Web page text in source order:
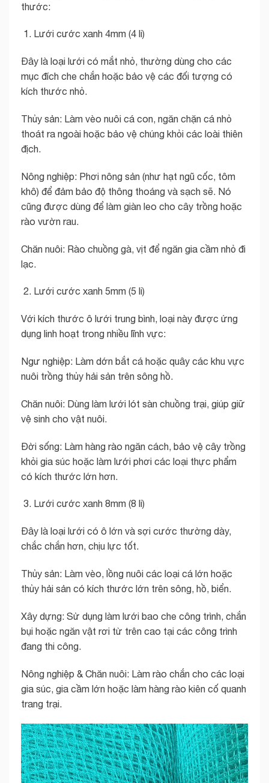
thước:
Lưới cước xanh 4mm (4 li)
Đây là loại lưới có mắt nhỏ, thường dùng cho các
mục đích che chắn hoặc bảo vệ các đối tượng có
kích thước nhỏ.
Thủy sản: Làm vèo nuôi cá con, ngăn chặn cá nhỏ
thoát ra ngoài hoặc bảo vệ chúng khỏi các loài thiên
địch.
Nông nghiệp: Phơi nông sản (như hạt ngũ cốc, tôm
khô) để đảm bảo độ thông thoáng và sạch sẽ. Nó
cũng được dùng để làm giàn leo cho cây trồng hoặc
rào vườn rau.
Chăn nuôi: Rào chuồng gà, vịt để ngăn gia cầm nhỏ đi
lạc.
Lưới cước xanh 5mm (5 li)
Với kích thước ô lưới trung bình, loại này được ứng
dụng linh hoạt trong nhiều lĩnh vực:
Ngư nghiệp: Làm dớn bắt cá hoặc quây các khu vực
nuôi trồng thủy hải sản trên sông hồ.
Chăn nuôi: Dùng làm lưới lót sàn chuồng trại, giúp giữ
vệ sinh cho vật nuôi.
Đời sống: Làm hàng rào ngăn cách, bảo vệ cây trồng
khỏi gia súc hoặc làm lưới phơi các loại thực phẩm
có kích thước lớn hơn.
Lưới cước xanh 8mm (8 li)
Đây là loại lưới có ô lớn và sợi cước thường dày,
chắc chắn hơn, chịu lực tốt.
Thủy sản: Làm vèo, lồng nuôi các loại cá lớn hoặc
thủy hải sản có kích thước lớn trên sông, hồ, biển.
Xây dựng: Sử dụng làm lưới bao che công trình, chắn
bụi hoặc ngăn vật rơi từ trên cao tại các công trình
đang thi công.
Nông nghiệp & Chăn nuôi: Làm rào chắn cho các loại
gia súc, gia cầm lớn hoặc làm hàng rào kiên cố quanh
trang trại.